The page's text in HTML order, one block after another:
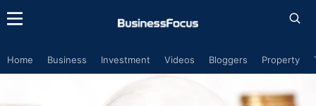
Home Business Investment Videos Bloggers Property